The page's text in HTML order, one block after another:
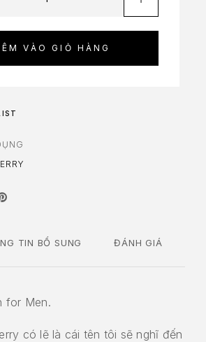
VÀO GIỎ HÀNG
TIN BỔ SUNG ĐÁNH GIÁ
for Men.
có lẽ là cái tên tôi sẽ nghĩ đến